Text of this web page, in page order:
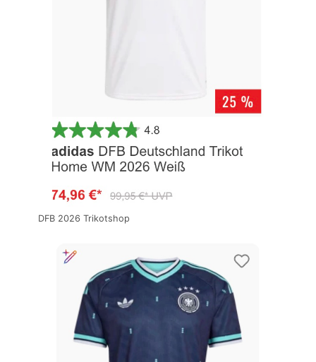
DFB 2026 Trikotshop